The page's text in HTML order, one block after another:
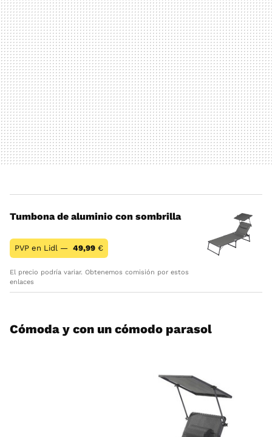
Tumbona de aluminio con sombrilla
PVP en Lidl — 49,99 €
El precio podría variar. Obtenemos comisión por estos
enlaces
Cómoda y con un cómodo parasol